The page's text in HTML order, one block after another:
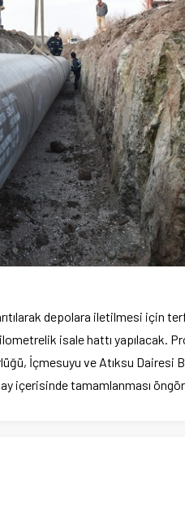
depolara iletilmesi için
isale hattı yapılacak.
İçmesuyu ve Atıksu Dairesi
içerisinde tamamlanması